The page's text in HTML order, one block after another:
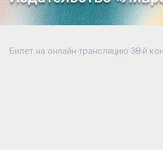
Билет на онлайн-трансляцию 38-й